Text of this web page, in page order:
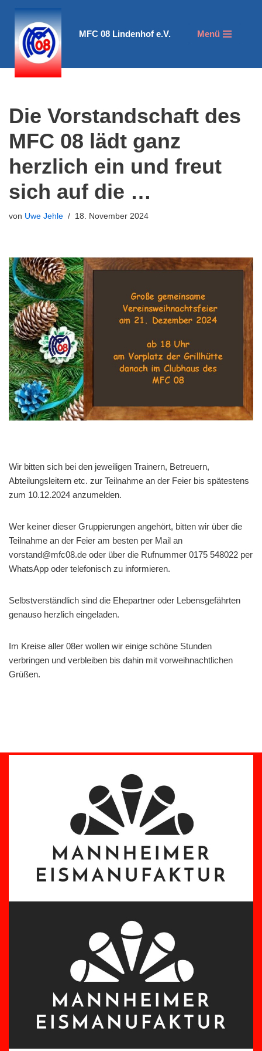
Zum
Inhalt
springen
MFC 08 Lindenhof e.V. Menü
Die Vorstandschaft des
MFC 08 lädt ganz
herzlich ein und freut
sich auf die …
von Uwe Jehle 18. November 2024
Wir bitten sich bei den jeweiligen Trainern, Betreuern,
Abteilungsleitern etc. zur Teilnahme an der Feier bis spätestens
zum 10.12.2024 anzumelden.
Wer keiner dieser Gruppierungen angehört, bitten wir über die
Teilnahme an der Feier am besten per Mail an
vorstand@mfc08.de oder über die Rufnummer 0175 548022 per
WhatsApp oder telefonisch zu informieren.
Selbstverständlich sind die Ehepartner oder Lebensgefährten
genauso herzlich eingeladen.
Im Kreise aller 08er wollen wir einige schöne Stunden
verbringen und verbleiben bis dahin mit vorweihnachtlichen
Grüßen.